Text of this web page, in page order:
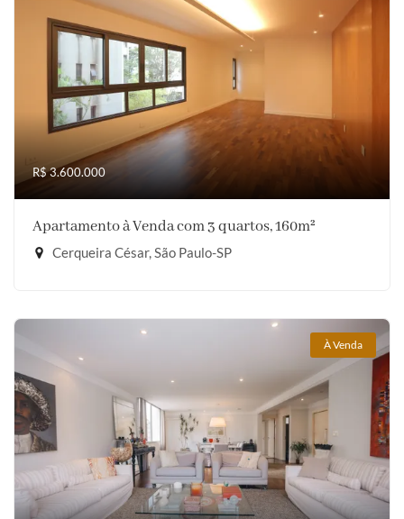
R$ 3.600.000
Apartamento à Venda com 3 quartos, 160m²
Cerqueira César, São Paulo-SP
À Venda